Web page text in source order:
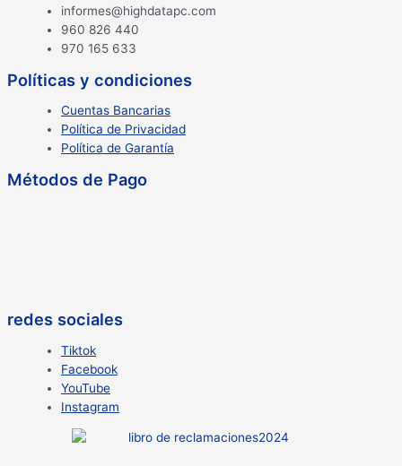
informes@highdatapc.com
960 826 440
970 165 633
Políticas y condiciones
Cuentas Bancarias
Política de Privacidad
Política de Garantía
Métodos de Pago
redes sociales
Tiktok
Facebook
YouTube
Instagram